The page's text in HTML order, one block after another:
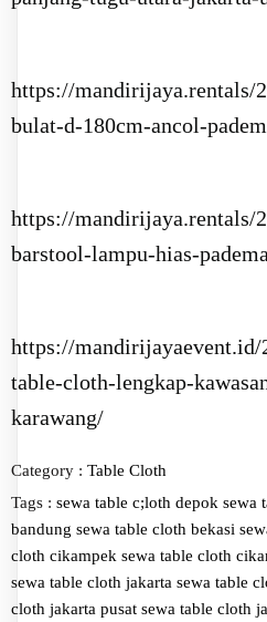
https://mandirijaya.rentals/
bulat-d-180cm-ancol-
https://mandirijaya.rentals/
barstool-lampu-hias-
https://mandirijayaevent.id/
table-cloth-lengkap-
karawang/
Category : Table Cloth
Tags : sewa table c;loth depok sewa
bandung sewa table cloth bekasi
cloth cikampek sewa table cloth
sewa table cloth jakarta sewa table
cloth jakarta pusat sewa table cloth